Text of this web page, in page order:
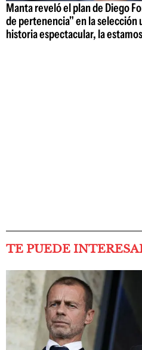
Manta reveló el plan de Diego
de pertenencia" en la selección
historia espectacular, la
TE PUEDE